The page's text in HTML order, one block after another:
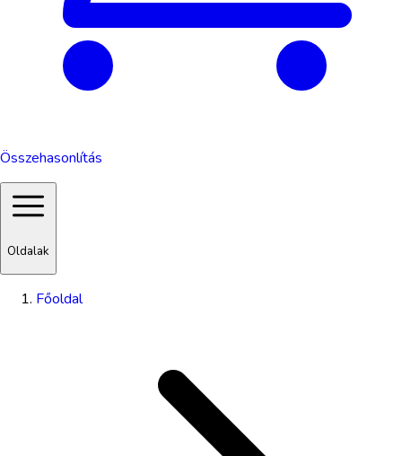
Összehasonlítás
Oldalak
Főoldal